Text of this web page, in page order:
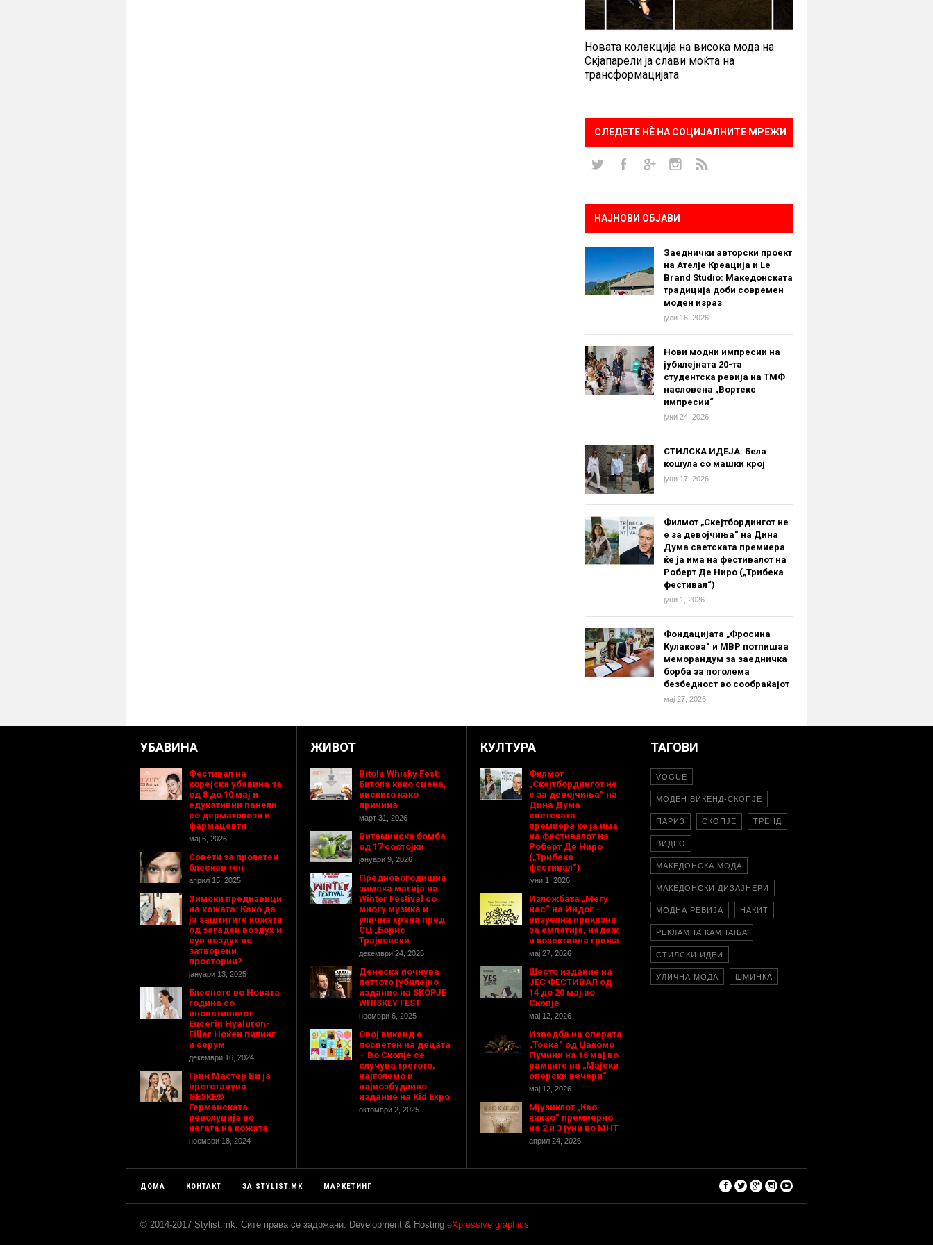
Новата колекција на висока мода на
Скјапарели ја слави моќта на
трансформацијата
СЛЕДЕТЕ НÈ НА СОЦИЈАЛНИТЕ МРЕЖИ
НАЈНОВИ ОБЈАВИ
Заеднички авторски проект
на Ателје Креација и Le
Brand Studio: Македонската
традиција доби современ
моден израз
јули 16, 2026
Нови модни импресии на
јубилејната 20-та
студентска ревија на ТМФ
насловена „Вортекс
импресии“
јуни 24, 2026
СТИЛСКА ИДЕЈА: Бела
кошула со машки крој
јуни 17, 2026
Филмот „Скејтбордингот не
е за девојчиња“ на Дина
Дума светската премиера
ќе ја има на фестивалот на
Роберт Де Ниро („Трибека
фестивал“)
јуни 1, 2026
Фондацијата „Фросина
Кулакова“ и МВР потпишаа
меморандум за заедничка
борба за поголема
безбедност во сообраќајот
мај 27, 2026
УБАВИНА
Фестивал на
корејска убавина за
од 8 до 10 мај и
едукативни панели
со дерматолози и
фармацевти
мај 6, 2026
Совети за пролетен
блескав тен
април 15, 2025
Зимски предизвици
на кожата: Како да
ја заштитите кожата
од загаден воздух и
сув воздух во
затворени
простории?
јануари 13, 2025
Блеснете во Новата
година со
иновативниот
Eucerin Hyaluron-
Filler Ноќен пилинг
и серум
декември 16, 2024
Грин Мастер Ви ја
претставува
GESKE®
Германската
револуција во
негата на кожата
ноември 18, 2024
ЖИВОТ
Bitola Whisky Fest:
Битола како сцена,
вискито како
причина
март 31, 2026
Витаминска бомба
од 17 состојки
јануари 9, 2026
Предновогодишнa
зимска магија на
Winter Festival со
многу музика и
улична храна пред
СЦ „Борис
Трајковски
декември 24, 2025
Денеска почнува
петтото јубилејно
издание на SKOPJE
WHISKEY FEST
ноември 6, 2025
Овој викенд е
посветен на децата
– Во Скопје се
случува третото,
најголемо и
највозбудливо
издание на Kid Expo
октомври 2, 2025
КУЛТУРА
Филмот
„Скејтбордингот не
е за девојчиња“ на
Дина Дума
светската
премиера ќе ја има
на фестивалот на
Роберт Де Ниро
(„Трибека
фестивал“)
јуни 1, 2026
Изложбата „Меѓу
нас“ на Индог –
визуелна приказна
за емпатија, надеж
и колективна грижа
мај 27, 2026
Шесто издание на
ЈЕС ФЕСТИВАЛ од
14 до 20 мај во
Скопје
мај 12, 2026
Изведба на операта
„Тоска“ од Џакомо
Пучини на 16 мај во
рамките на „Мајски
оперски вечери“
мај 12, 2026
Мјузиклот „Као
какао“ премиерно
на 2 и 3 јуни во МНТ
април 24, 2026
ТАГОВИ
VOGUE
МОДЕН ВИКЕНД-СКОПЈЕ
ПАРИЗ СКОПЈЕ ТРЕНД
ВИДЕО
МАКЕДОНСКА МОДА
МАКЕДОНСКИ ДИЗАЈНЕРИ
МОДНА РЕВИЈА НАКИТ
РЕКЛАМНА КАМПАЊА
СТИЛСКИ ИДЕИ
УЛИЧНА МОДА ШМИНКА
ДОМА КОНТАКТ ЗА STYLIST.MK МАРКЕТИНГ
© 2014-2017 Stylist.mk. Сите права се задржани. Development & Hosting eXpressive graphics